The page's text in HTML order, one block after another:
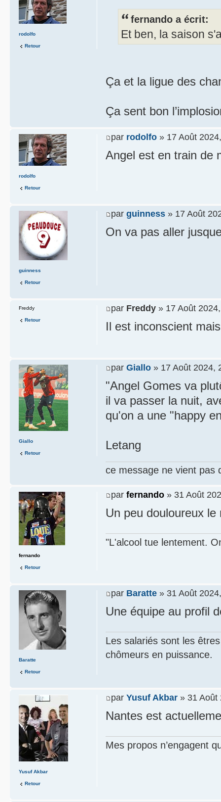
fernando a écrit:
Et ben, la saison
Ça et la ligue des
Ça sent bon
rodolfo
Retour
par rodolfo » 17 Août
Angel est en train de
rodolfo
Retour
par guinness » 17 Août
On va pas aller
guinness
Retour
par Freddy » 17 Août
Il est inconscient
Freddy
Retour
par Giallo » 17 Août 2024,
"Angel Gomes va
il va passer la nuit,
qu'on a une "happy
Letang
ce message ne vient pas
Giallo
Retour
par fernando » 31 Août
Un peu douloureux
"L'alcool tue lentement.
fernando
Retour
par Baratte » 31 Août
Une équipe au profil
Les salariés sont les
chômeurs en puissance.
Baratte
Retour
par Yusuf Akbar » 31 Août
Nantes est
Mes propos n’engagent
Yusuf Akbar
Retour